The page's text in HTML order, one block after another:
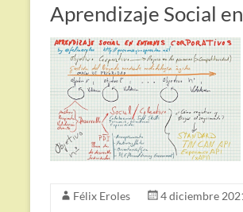
Aprendizaje Social
Félix Eroles 4 diciembre